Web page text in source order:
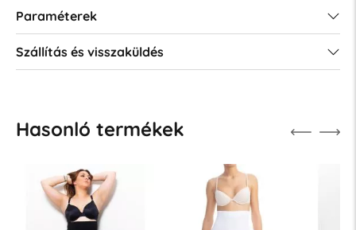
Paraméterek
Szállítás és visszaküldés
Hasonló termékek